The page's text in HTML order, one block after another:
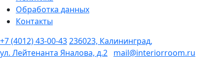
Обработка данных
Контакты
+7 (4012) 43-00-43236023, Калининград,
ул. Лейтенанта Яналова, д.2 mail@interiorroom.ru